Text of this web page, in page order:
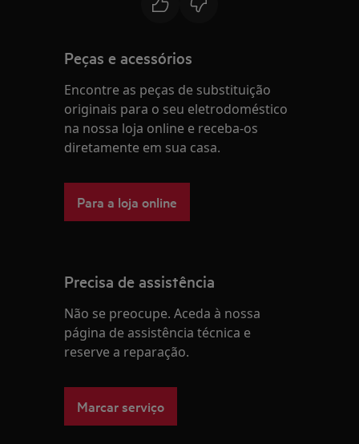
Peças e acessórios
Encontre as peças de substituição
originais para o seu eletrodoméstico
na nossa loja online e receba-os
diretamente em sua casa.
Para a loja online
Precisa de assistência
Não se preocupe. Aceda à nossa
página de assistência técnica e
reserve a reparação.
Marcar serviço